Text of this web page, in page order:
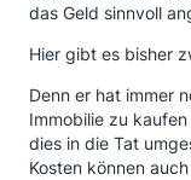
das Geld sinnvoll
Hier gibt es bisher
Denn er hat immer
Immobilie zu
dies in die Tat
Kosten können